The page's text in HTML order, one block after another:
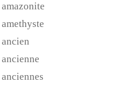
amazonite
amethyste
ancien
ancienne
anciennes